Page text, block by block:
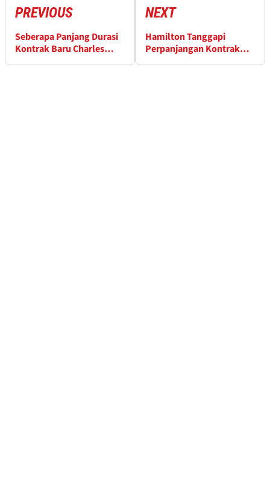
PREVIOUS
Seberapa Panjang Durasi
Kontrak Baru Charles
NEXT
Hamilton Tanggapi
Perpanjangan Kontrak